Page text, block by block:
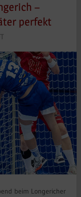
–
perfekt
beim Longericher